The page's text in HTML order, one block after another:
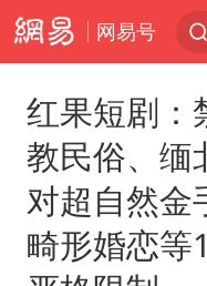
网易号
红果短剧：
教民俗、缅
对超自然金
畸形婚恋等